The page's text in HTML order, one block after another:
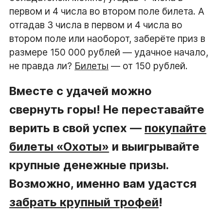
первом и 4 числа во втором поле билета. А
отгадав 3 числа в первом и 4 числа во
втором поле или наоборот, заберёте приз в
размере 150 000 рублей — удачное начало,
не правда ли? Билеты — от 150 рублей.
Вместе с удачей можно
свернуть горы! Не переставайте
верить в свой успех — покупайте
билеты «Охоты» и выигрывайте
крупные денежные призы.
Возможно, именно вам удастся
забрать крупный трофей!